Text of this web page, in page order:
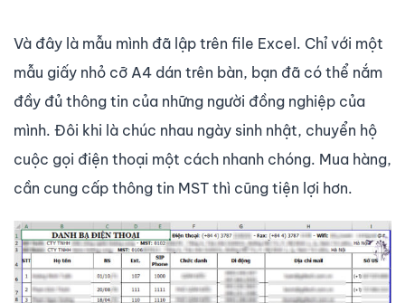
Và đây là mẫu mình đã lập trên file Excel. Chỉ với một
mẫu giấy nhỏ cỡ A4 dán trên bàn, bạn đã có thể nắm
đầy đủ thông tin của những người đồng nghiệp của
mình. Đôi khi là chúc nhau ngày sinh nhật, chuyển hộ
cuộc gọi điện thoại một cách nhanh chóng. Mua hàng,
cần cung cấp thông tin MST thì cũng tiện lợi hơn.